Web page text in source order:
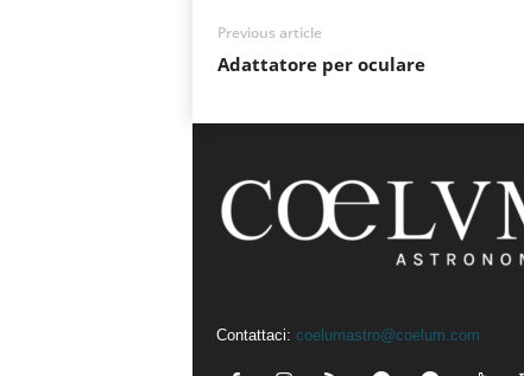
Previous article
Adattatore per oculare
Contattaci: coelumastro@coelum.com